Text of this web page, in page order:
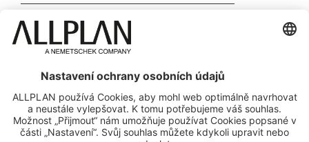
Kontaktní formulář
Obchodní kontakty
SLEDUJTE NÁS NA
ALLPLAN on LinkedIn
ALLPLAN on Xing
ALLPLAN on Facebook
ALLPLAN on YouTube